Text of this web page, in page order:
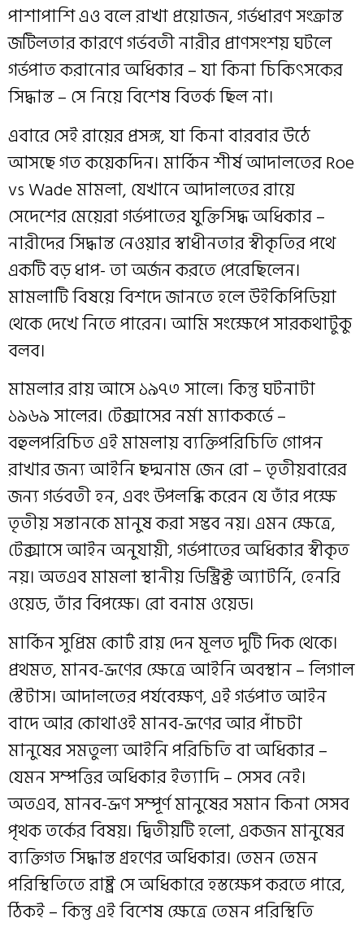
পাশাপাশি এও বলে রাখা প্রয়োজন, গর্ভধারণ সংক্রান্ত
জটিলতার কারণে গর্ভবতী নারীর প্রাণসংশয় ঘটলে
গর্ভপাত করানোর অধিকার – যা কিনা চিকিৎসকের
সিদ্ধান্ত – সে নিয়ে বিশেষ বিতর্ক ছিল না।
এবারে সেই রায়ের প্রসঙ্গ, যা কিনা বারবার উঠে
আসছে গত কয়েকদিন। মার্কিন শীর্ষ আদালতের Roe
vs Wade মামলা, যেখানে আদালতের রায়ে
সেদেশের মেয়েরা গর্ভপাতের যুক্তিসিদ্ধ অধিকার –
নারীদের সিদ্ধান্ত নেওয়ার স্বাধীনতার স্বীকৃতির পথে
একটি বড় ধাপ- তা অর্জন করতে পেরেছিলেন।
মামলাটি বিষয়ে বিশদে জানতে হলে উইকিপিডিয়া
থেকে দেখে নিতে পারেন। আমি সংক্ষেপে সারকথাটুকু
বলব।
মামলার রায় আসে ১৯৭৩ সালে। কিন্তু ঘটনাটা
১৯৬৯ সালের। টেক্সাসের নর্মা ম্যাককর্ভে –
বহুলপরিচিত এই মামলায় ব্যক্তিপরিচিতি গোপন
রাখার জন্য আইনি ছদ্মনাম জেন রো – তৃতীয়বারের
জন্য গর্ভবতী হন, এবং উপলব্ধি করেন যে তাঁর পক্ষে
তৃতীয় সন্তানকে মানুষ করা সম্ভব নয়। এমন ক্ষেত্রে,
টেক্সাসে আইন অনুযায়ী, গর্ভপাতের অধিকার স্বীকৃত
নয়। অতএব মামলা স্থানীয় ডিস্ট্রিক্ট অ্যাটর্নি, হেনরি
ওয়েড, তাঁর বিপক্ষে। রো বনাম ওয়েড।
মার্কিন সুপ্রিম কোর্ট রায় দেন মূলত দুটি দিক থেকে।
প্রথমত, মানব-ভ্রূণের ক্ষেত্রে আইনি অবস্থান – লিগাল
স্টেটাস। আদালতের পর্যবেক্ষণ, এই গর্ভপাত আইন
বাদে আর কোথাওই মানব-ভ্রূণের আর পাঁচটা
মানুষের সমতুল্য আইনি পরিচিতি বা অধিকার –
যেমন সম্পত্তির অধিকার ইত্যাদি – সেসব নেই।
অতএব, মানব-ভ্রূণ সম্পূর্ণ মানুষের সমান কিনা সেসব
পৃথক তর্কের বিষয়। দ্বিতীয়টি হলো, একজন মানুষের
ব্যক্তিগত সিদ্ধান্ত গ্রহণের অধিকার। তেমন তেমন
পরিস্থিতিতে রাষ্ট্র সে অধিকারে হস্তক্ষেপ করতে পারে,
ঠিকই – কিন্তু এই বিশেষ ক্ষেত্রে তেমন পরিস্থিতি